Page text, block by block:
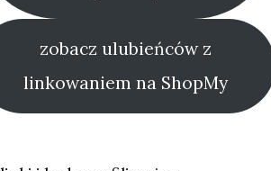
zobacz ulubieńców z
linkowaniem na ShopMy